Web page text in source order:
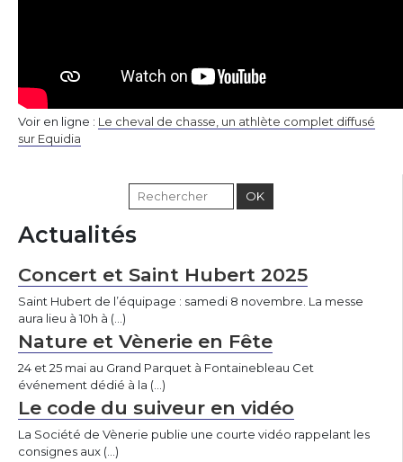
Voir en ligne : Le cheval de chasse, un athlète complet diffusé
sur Equidia
Actualités
Concert et Saint Hubert 2025
Saint Hubert de l’équipage : samedi 8 novembre. La messe
aura lieu à 10h à (…)
Nature et Vènerie en Fête
24 et 25 mai au Grand Parquet à Fontainebleau Cet
événement dédié à la (…)
Le code du suiveur en vidéo
La Société de Vènerie publie une courte vidéo rappelant les
consignes aux (…)